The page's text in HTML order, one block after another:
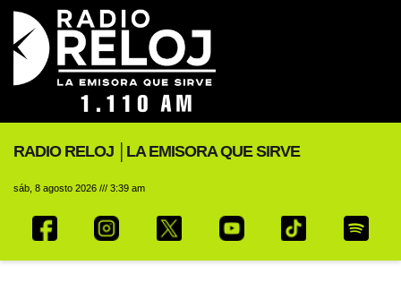
RADIO RELOJ │LA EMISORA QUE SIRVE
sáb, 8 agosto 2026 /// 3:39 am